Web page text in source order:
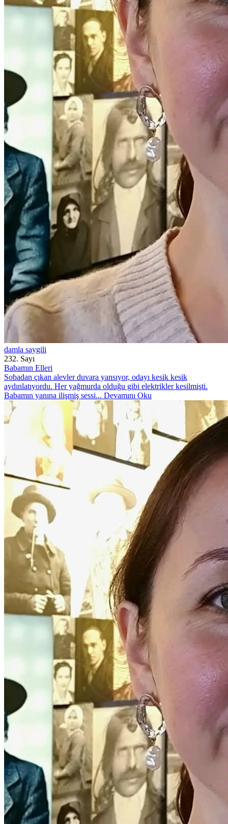
damla saygili
232. Sayı
Babamın Elleri
Sobadan çıkan alevler duvara yansıyor, odayı kesik kesik
aydınlatıyordu. Her yağmurda olduğu gibi elektrikler kesilmişti.
Babamın yanına ilişmiş sessi... Devamını Oku